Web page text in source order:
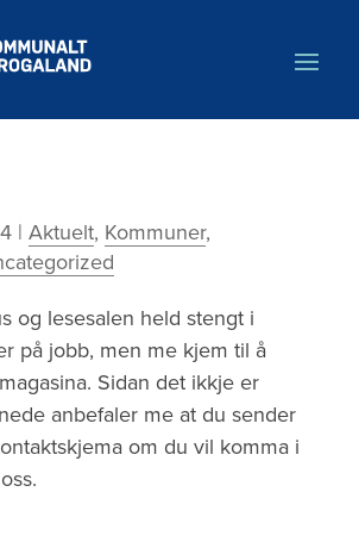
| Aktuelt, Kommuner,
og lesesalen held stengt i
på jobb, men me kjem til å
Sidan det ikkje er
anbefaler me at du sender
om du vil komma i